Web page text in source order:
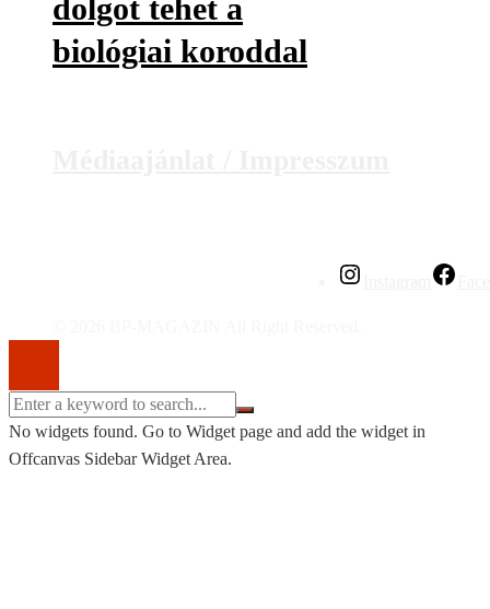
dolgot tehet a
biológiai koroddal
No widgets found. Go to Widget page and add the widget in
Offcanvas Sidebar Widget Area.